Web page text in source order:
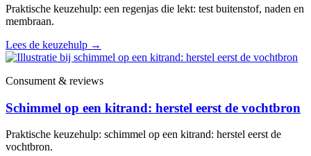
Praktische keuzehulp: een regenjas die lekt: test buitenstof, naden en
membraan.
Lees de keuzehulp →
Consument & reviews
Schimmel op een kitrand: herstel eerst de vochtbron
Praktische keuzehulp: schimmel op een kitrand: herstel eerst de
vochtbron.